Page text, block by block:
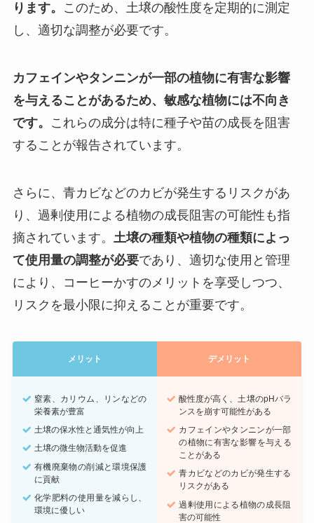
ります。
このため、土壌の酸性度を定期的に測定
し、適切な調整が必要です。
カフェインやタンニンが一部の植物に有害な影響
を与えることがあるため、敏感な植物には不向き
です。
これらの成分は特に種子や苗の成長を阻害
することが報告されています。
さらに、青カビなどのカビが発生するリスクがあ
り、過剰使用による植物の成長阻害の可能性も指
摘されています。
土壌の種類や植物の種類によっ
て使用量の調整が必要であり、適切な使用と管理
により、コーヒーかすのメリットを享受しつつ、
リスクを最小限に抑えることが重要です。
メリット デメリット
窒素、カリウム、リンなどの
栄養素が豊富
土壌の保水性と通気性が向上
土壌の微生物活動を促進
有機廃棄物の削減と環境保護
に貢献
化学肥料の使用量を減らし、
環境に優しい
酸性度が高く、土壌のpHバラ
ンスを崩す可能性がある
カフェインやタンニンが一部
の植物に有害な影響を与える
ことがある
青カビなどのカビが発生する
リスクがある
過剰使用による植物の成長阻
害の可能性